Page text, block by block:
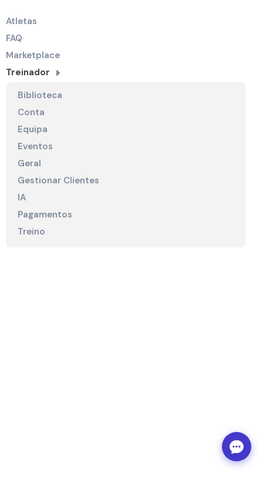
Atletas
FAQ
Marketplace
Treinador
Biblioteca
Conta
Equipa
Eventos
Geral
Gestionar Clientes
IA
Pagamentos
Treino